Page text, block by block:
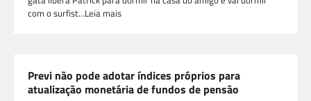
com o surfist…Leia mais
Previ não pode adotar índices próprios para
atualização monetária de fundos de pensão